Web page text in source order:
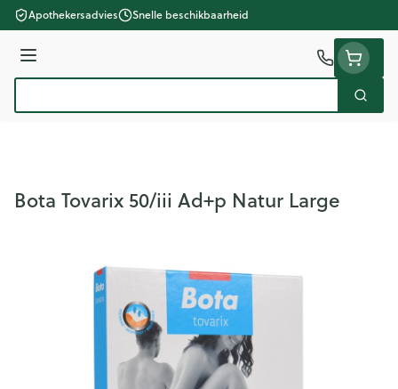
Ga naar de inhoud
Apothekersadvies Snelle beschikbaarheid
Menu
Zoek
Bota Tovarix 50/iii Ad+p Natur Large